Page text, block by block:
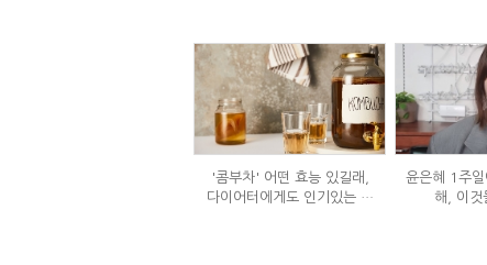
'콤부차' 어떤 효능 있길래,
다이어터에게도 인기있는 걸
윤은혜 1주
해, 이것